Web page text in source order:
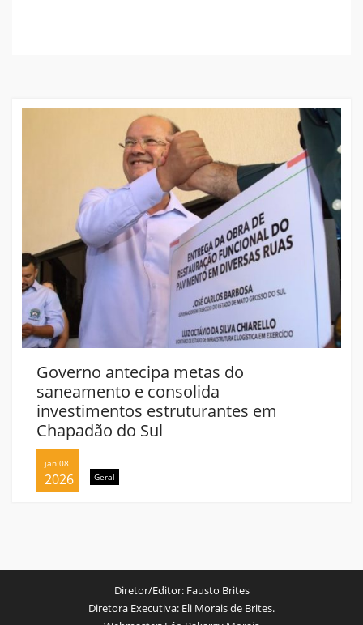
Governo antecipa metas do
saneamento e consolida
investimentos estruturantes em
Chapadão do Sul
jan 08
2026 Geral
Diretor/Editor:Fausto Brites
Diretora Executiva: Eli Morais de Brites.